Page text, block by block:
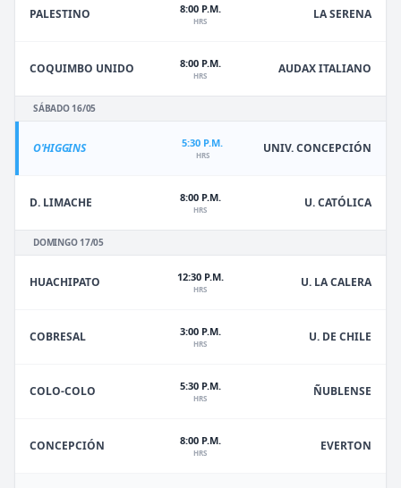
PALESTINO 8:00 P.M.
HRS LA SERENA
COQUIMBO UNIDO 8:00 P.M.
HRS AUDAX ITALIANO
SÁBADO 16/05
O'HIGGINS 5:30 P.M.
HRS UNIV. CONCEPCIÓN
D. LIMACHE 8:00 P.M.
HRS U. CATÓLICA
DOMINGO 17/05
HUACHIPATO 12:30 P.M.
HRS U. LA CALERA
COBRESAL 3:00 P.M.
HRS U. DE CHILE
COLO-COLO 5:30 P.M.
HRS ÑUBLENSE
CONCEPCIÓN 8:00 P.M.
HRS EVERTON